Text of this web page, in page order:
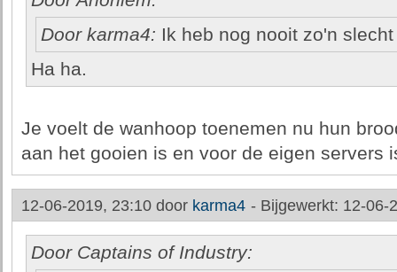
Door karma4: Ik heb nog nooit zo'n
Ha ha.
Je voelt de wanhoop toenemen nu hun
aan het gooien is en voor de eigen servers
12-06-2019, 23:10 door karma4 - Bijgewerkt: 12-06-
Door Captains of Industry: